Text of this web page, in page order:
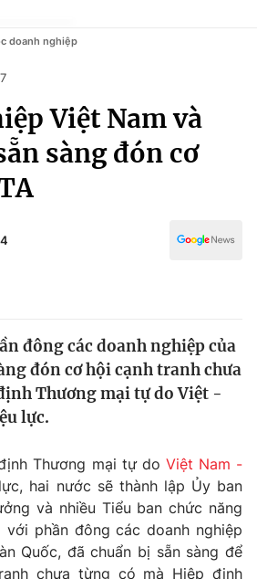
trí
doanh nghiệp
Việt Nam và
sàng đón cơ
đông các doanh nghiệp của
đón cơ hội cạnh tranh chưa
Thương mại tự do Việt -
lực.
Thương mại tự do Việt Nam -
hai nước sẽ thành lập Ủy ban
và nhiều Tiểu ban chức năng
với phần đông các doanh nghiệp
Quốc, đã chuẩn bị sẵn sàng để
chưa từng có mà Hiệp định